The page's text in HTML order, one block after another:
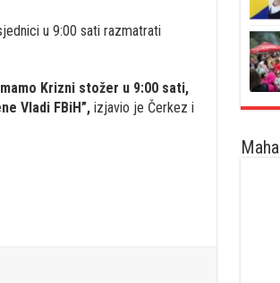
u 9:00 sati razmatrati
Krizni stožer u 9:00 sati,
Vladi FBiH”,izjavio je Čerkez i